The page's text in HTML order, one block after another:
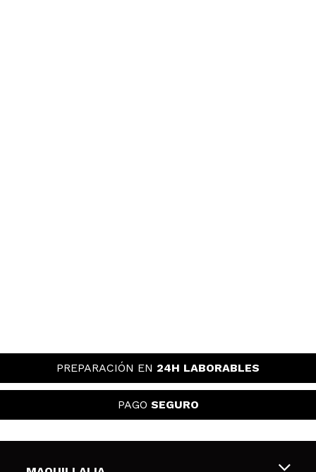
PREPARACIÓN EN 24H LABORABLES
PAGO SEGURO